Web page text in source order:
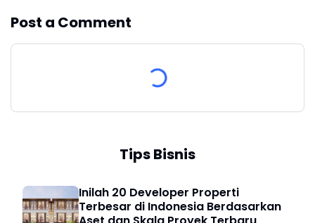
Post a Comment
Tips Bisnis
Inilah 20 Developer Properti
Terbesar di Indonesia Berdasarkan